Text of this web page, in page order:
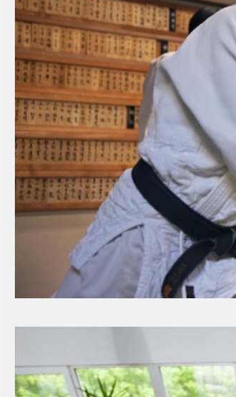
najbardziej fascynujących
japońskich sztuk walki.
Charakteryzuje się unikalnym
połączeniem technik obronnych
i filozofii skupiającej…
kompleksowy przewodnik po
szkołach i korzyściach z treningów